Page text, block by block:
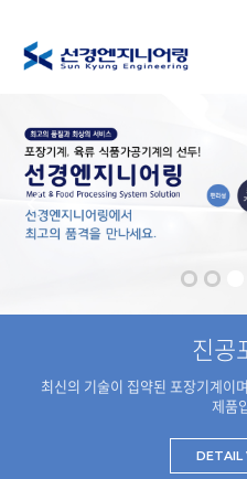
진공
최신의 기술이 집약된 포장기계이
제품
DETAIL